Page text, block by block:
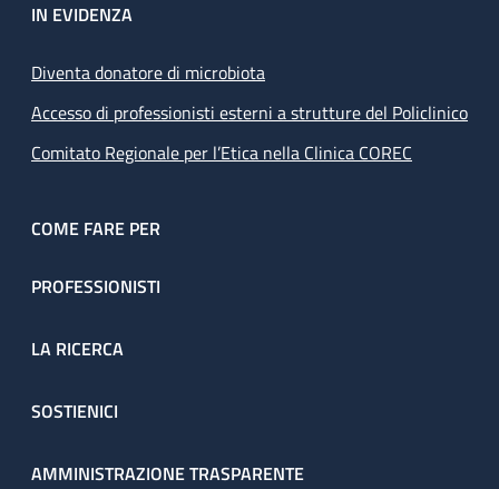
IN EVIDENZA
Diventa donatore di microbiota
Accesso di professionisti esterni a strutture del Policlinico
Comitato Regionale per l’Etica nella Clinica COREC
COME FARE PER
PROFESSIONISTI
LA RICERCA
SOSTIENICI
AMMINISTRAZIONE TRASPARENTE